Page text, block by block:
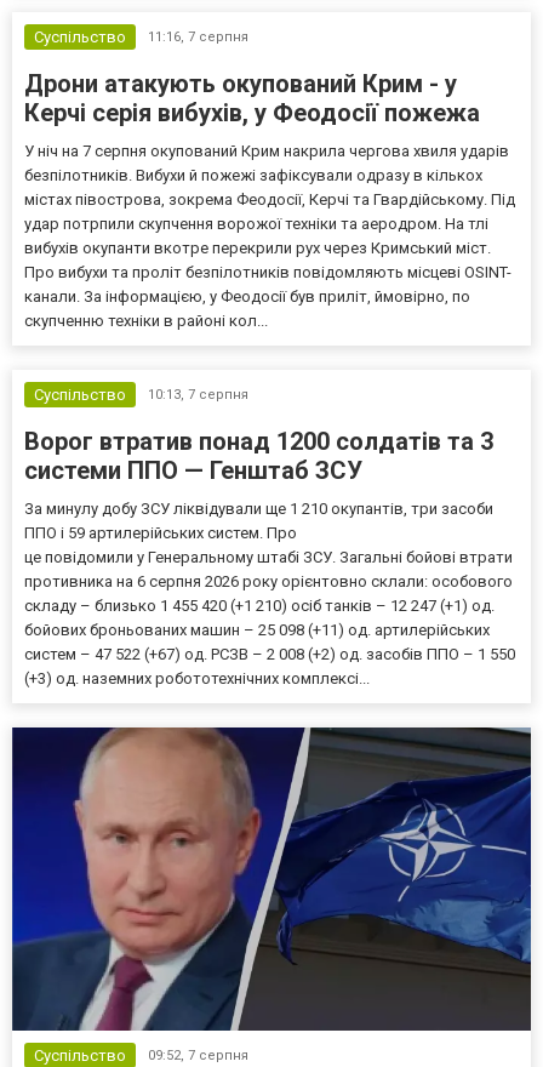
Суспільство 11:16, 7 серпня
Дрони атакують окупований Крим - у
Керчі серія вибухів, у Феодосії пожежа
У ніч на 7 серпня окупований Крим накрила чергова хвиля ударів
безпілотників. Вибухи й пожежі зафіксували одразу в кількох
містах півострова, зокрема Феодосії, Керчі та Гвардійському. Під
удар потрпили скупчення ворожої техніки та аеродром. На тлі
вибухів окупанти вкотре перекрили рух через Кримський міст.
Про вибухи та проліт безпілотників повідомляють місцеві OSINT-
канали. За інформацією, у Феодосії був приліт, ймовірно, по
скупченню техніки в районі кол...
Суспільство 10:13, 7 серпня
Ворог втратив понад 1200 солдатів та 3
системи ППО — Генштаб ЗСУ
За минулу добу ЗСУ ліквідували ще 1 210 окупантів, три засоби
ППО і 59 артилерійських систем. Про
це повідомили у Генеральному штабі ЗСУ. Загальні бойові втрати
противника на 6 серпня 2026 року орієнтовно склали: особового
складу – близько 1 455 420 (+1 210) осіб танків – 12 247 (+1) од.
бойових броньованих машин – 25 098 (+11) од. артилерійських
систем – 47 522 (+67) од. РСЗВ – 2 008 (+2) од. засобів ППО – 1 550
(+3) од. наземних робототехнічних комплексі...
Суспільство 09:52, 7 серпня